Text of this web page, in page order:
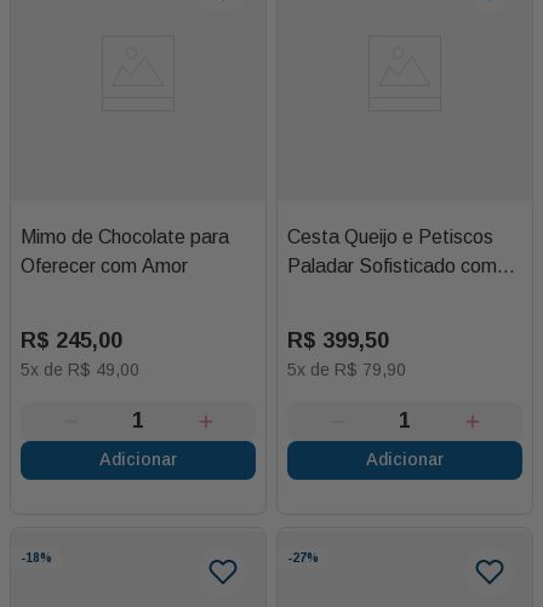
Mimo de Chocolate para
Oferecer com Amor
R$ 245,00
5x de R$ 49,00
Adicionar
Cesta Queijo e Petiscos
Paladar Sofisticado com
Rosa de Brinde) (base
Cores Variadas)
R$ 399,50
5x de R$ 79,90
Adicionar
-18% -27%